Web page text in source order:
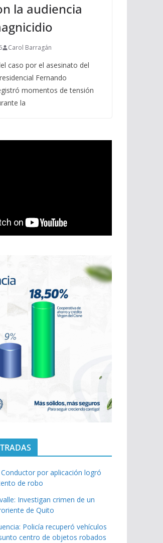
la audiencia
Carol Barragán
caso por el asesinato del
Fernando
momentos de tensión
la
por aplicación logró
de robo
Investigan crimen de un
de Quito
Policía recuperó vehículos
centro de objetos robados